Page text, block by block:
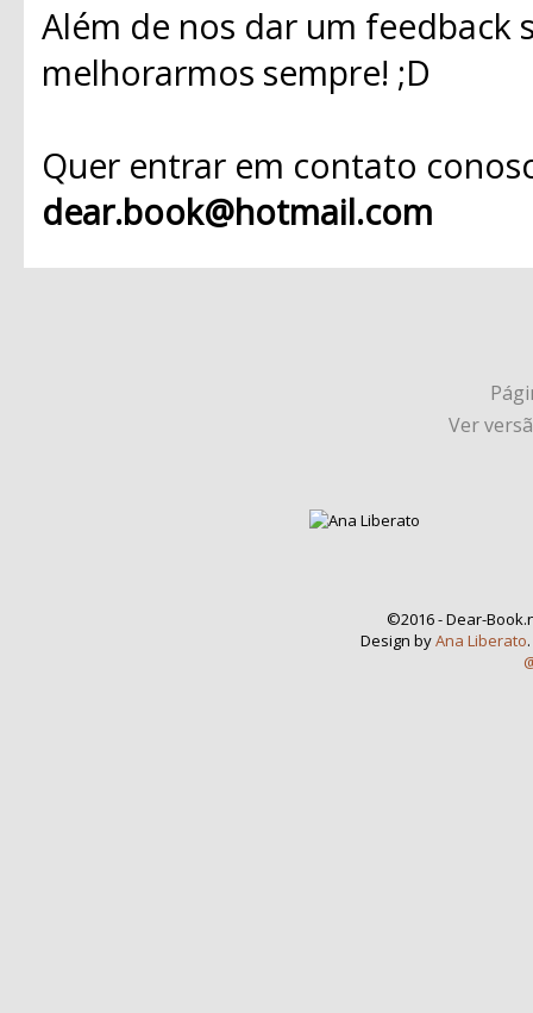
Além de nos dar um
melhorarmos sempre! ;D
Quer entrar em contato
dear.book@hotmail.com
Ver
©2016 - Dear-
Design byAna Liberato